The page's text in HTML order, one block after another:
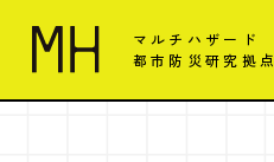
マルチハザード
都市防災研究拠点